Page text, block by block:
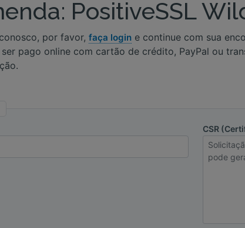
PositiveSSL
por favor, faça login e continue com sua
pago online com cartão de crédito, PayPal ou
CSR